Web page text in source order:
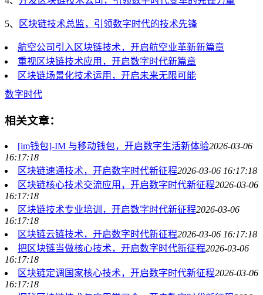
5、 区块链技术总监，引领数字时代的技术先锋
航空公司引入区块链技术，开启航空业革新新篇章
重视区块链技术应用，开启数字时代新篇章
区块链场景化技术运用，开启未来无限可能
数字时代
相关文章：
[im钱包]-IM 与移动钱包，开启数字生活新体验2026-03-06
16:17:18
区块链速通技术，开启数字时代新征程2026-03-06 16:17:18
区块链核心技术交流应用，开启数字时代新征程2026-03-06
16:17:18
区块链技术专业培训，开启数字时代新征程2026-03-06
16:17:18
区块链云链技术，开启数字时代新征程2026-03-06 16:17:18
把区块链当做核心技术，开启数字时代新征程2026-03-06
16:17:18
区块链定调国家核心技术，开启数字时代新征程2026-03-06
16:17:18